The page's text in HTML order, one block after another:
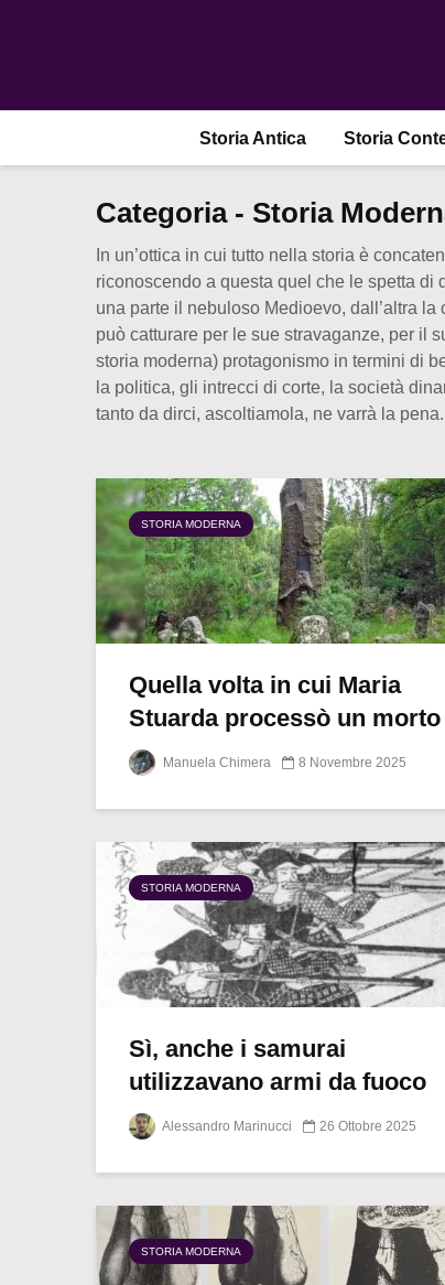
Storia Antica Storia
Categoria - Storia
In un’ottica in cui tutto nella storia è
riconoscendo a questa quel che le spetta
una parte il nebuloso Medioevo, dall’altra
può catturare per le sue stravaganze, per il
storia moderna) protagonismo in termini di
la politica, gli intrecci di corte, la società
tanto da dirci, ascoltiamola, ne varrà la pena.
STORIA MODERNA
Quella volta in cui Maria
Stuarda processò un morto
Manuela Chimera 8 Novembre 2025
STORIA MODERNA
Sì, anche i samurai
utilizzavano armi da fuoco
Alessandro Marinucci 26 Ottobre 2025
STORIA MODERNA